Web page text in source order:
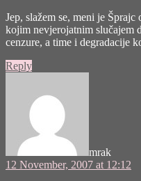
Jep, slažem se, meni je
kojim nevjerojatnim slučajem
cenzure, a time i degradacije
Reply
mrak
12 November, 2007 at 12:12